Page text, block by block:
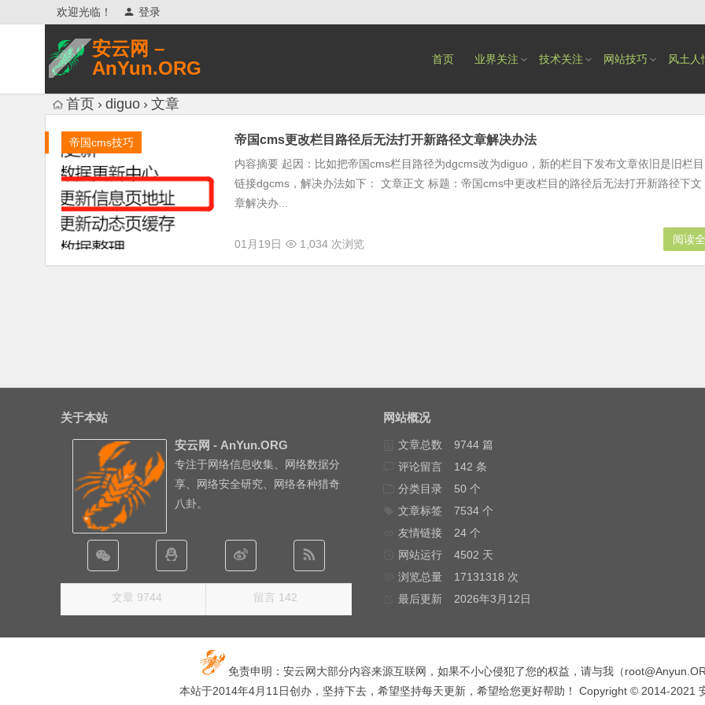
欢迎光临！ 登录
安云网 –
AnYun.ORG
网络安全研究、网络各种猎奇八卦。
首页 业界关注 技术关注 网站技巧 风土人
首页 diguo 文章
帝国cms技巧 帝国cms更改栏目路径后无法打开新路径文章解决办法
内容摘要 起因：比如把帝国cms栏目路径为dgcms改为diguo，新的栏目下发布文章依旧是旧栏目
链接dgcms，解决办法如下： 文章正文 标题：帝国cms中更改栏目的路径后无法打开新路径下文
章解决办...
01月19日 1,034 次浏览 阅读
关于本站
安云网 - AnYun.ORG
专注于网络信息收集、网络数据分
享、网络安全研究、网络各种猎奇
八卦。
文章 9744 留言 142
网站概况
文章总数
9744 篇
评论留言
142 条
分类目录
50 个
文章标签
7534 个
友情链接
24 个
网站运行
4502 天
浏览总量
17131318 次
最后更新
2026年3月12日
免责申明：安云网大部分内容来源互联网，如果不小心侵犯了您的权益，请与我（
本站于2014年4月11日创办，坚持下去，希望坚持每天更新，希望给您更好帮助！ Copyright © 2014-2021